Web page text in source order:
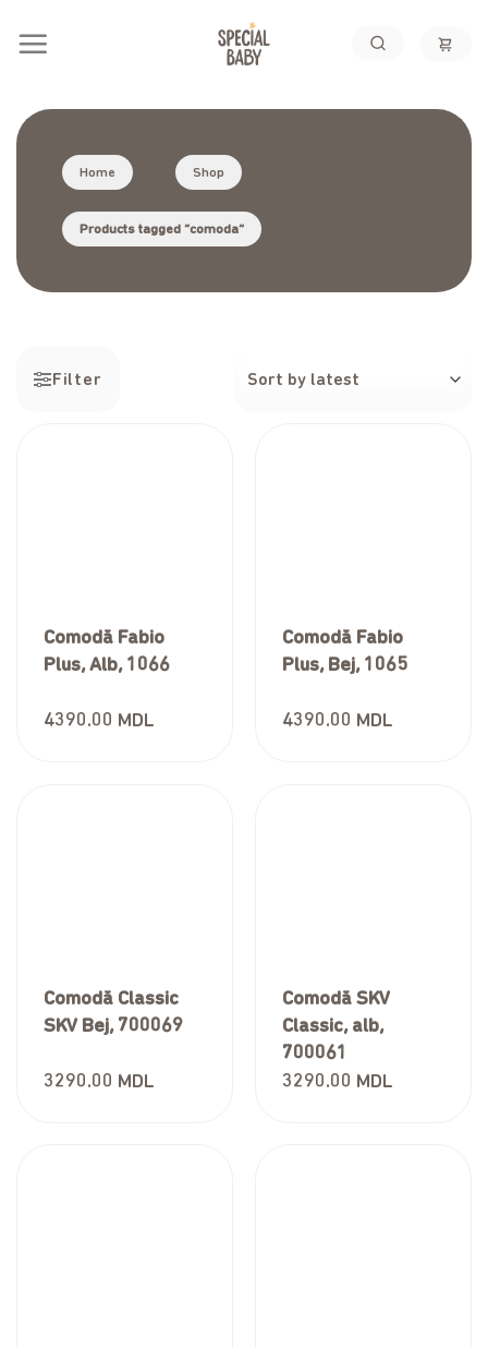
Home Shop
Products tagged “comoda”
Filter
Comodă Fabio
Plus, Alb, 1066
4390.00 MDL
Comodă Fabio
Plus, Bej, 1065
4390.00 MDL
Comodă Classic
SKV Bej, 700069
3290.00 MDL
Comodă SKV
Classic, alb,
700061
3290.00 MDL